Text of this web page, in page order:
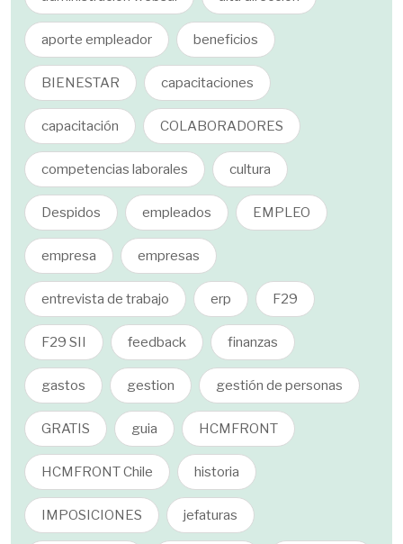
aporte empleador beneficios
BIENESTAR capacitaciones
capacitación COLABORADORES
competencias laborales cultura
Despidos empleados EMPLEO
empresa empresas
entrevista de trabajo erp F29
F29 SII feedback finanzas
gastos gestion gestión de personas
GRATIS guia HCMFRONT
HCMFRONT Chile historia
IMPOSICIONES jefaturas